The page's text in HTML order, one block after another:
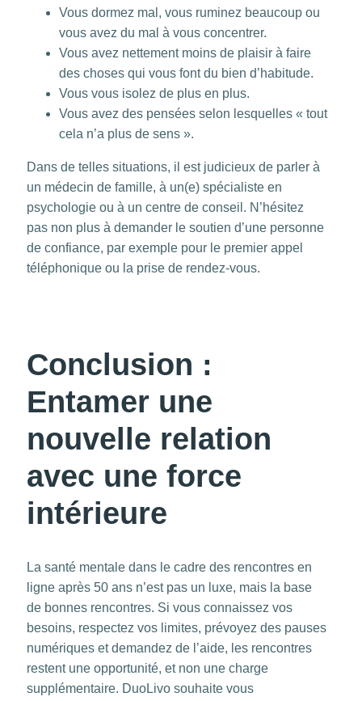
Vous dormez mal, vous ruminez beaucoup ou
vous avez du mal à vous concentrer.
Vous avez nettement moins de plaisir à faire
des choses qui vous font du bien d’habitude.
Vous vous isolez de plus en plus.
Vous avez des pensées selon lesquelles « tout
cela n’a plus de sens ».
Dans de telles situations, il est judicieux de parler à
un médecin de famille, à un(e) spécialiste en
psychologie ou à un centre de conseil. N’hésitez
pas non plus à demander le soutien d’une personne
de confiance, par exemple pour le premier appel
téléphonique ou la prise de rendez-vous.
Conclusion :
Entamer une
nouvelle relation
avec une force
intérieure
La santé mentale dans le cadre des rencontres en
ligne après 50 ans n’est pas un luxe, mais la base
de bonnes rencontres. Si vous connaissez vos
besoins, respectez vos limites, prévoyez des pauses
numériques et demandez de l’aide, les rencontres
restent une opportunité, et non une charge
supplémentaire. DuoLivo souhaite vous